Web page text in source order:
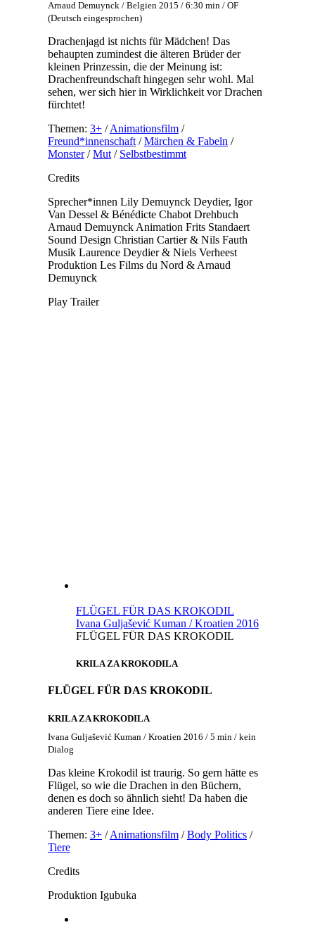
Arnaud Demuynck / Belgien 2015 / 6:30 min / OF
(Deutsch eingesprochen)
Drachenjagd ist nichts für Mädchen! Das
behaupten zumindest die älteren Brüder der
kleinen Prinzessin, die der Meinung ist:
Drachenfreundschaft hingegen sehr wohl. Mal
sehen, wer sich hier in Wirklichkeit vor Drachen
fürchtet!
Themen: 3+/Animationsfilm/
Freund*innenschaft/Märchen & Fabeln /
Monster/Mut/ Selbstbestimmt
Credits
Sprecher*innen Lily Demuynck Deydier, Igor
Van Dessel & Bénédicte Chabot Drehbuch
Arnaud Demuynck Animation Frits Standaert
Sound Design Christian Cartier & Nils Fauth
Musik Laurence Deydier & Niels Verheest
Produktion Les Films du Nord & Arnaud
Demuynck
Play Trailer
FLÜGEL FÜR DAS KROKODIL
Ivana Guljašević Kuman / Kroatien 2016
FLÜGEL FÜR DAS KROKODIL
KRILA ZA KROKODILA
FLÜGEL FÜR DAS KROKODIL
KRILA ZA KROKODILA
Ivana Guljašević Kuman / Kroatien 2016 / 5 min / kein
Dialog
Das kleine Krokodil ist traurig. So gern hätte es
Flügel, so wie die Drachen in den Büchern,
denen es doch so ähnlich sieht! Da haben die
anderen Tiere eine Idee.
Themen: 3+/Animationsfilm/Body Politics/
Tiere
Credits
Produktion Igubuka